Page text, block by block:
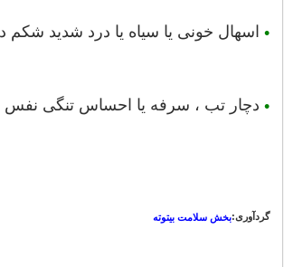
•اسهال خونی یا سیاه یا درد شدید شکم
•دچار تب ، سرفه یا احساس تنگی
گردآوری:بخش سلامت بیتوته